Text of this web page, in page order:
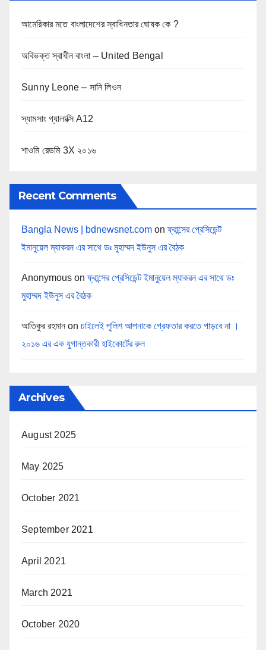
i
n
t
i
o
আমেরিকার মতে বাংলাদেশের স্বাধিনতার ঘোষক কে ?
অবিভক্ত স্বাধীন বাংলা – United Bengal
Sunny Leone – সানি লিওন
স্যামসাং গ্যালাক্সি A12
শাওমি রেডমি 3X ২০১৬
Recent Comments
Bangla News | bdnewsnet.com onফ্রান্সের প্রেসিডেন্ট
ইমানুয়েল ম্যাকরন এর সাথে ডঃ মুহাম্মদ ইউনুস এর বৈঠক
Anonymous onফ্রান্সের প্রেসিডেন্ট ইমানুয়েল ম্যাকরন এর সাথে ডঃ
মুহাম্মদ ইউনুস এর বৈঠক
আতিকুর রহমান on চাইলেই পুলিশ আপনাকে গ্রেফতার করতে পাড়বে না ।
২০১৬ এর এক যুগান্তকারী হাইকোর্টের রুল
Archives
August 2025
May 2025
October 2021
September 2021
April 2021
March 2021
October 2020